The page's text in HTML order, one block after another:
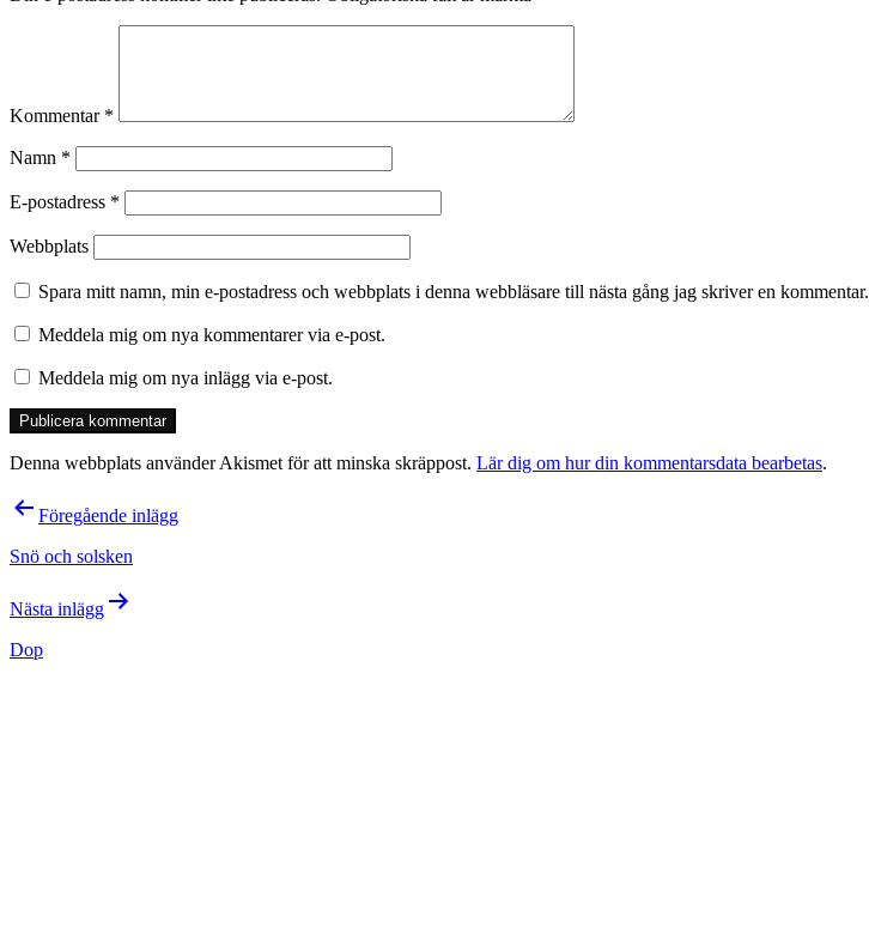
Kommentar *
Namn *
E-postadress *
Webbplats
Spara mitt namn, min e-postadress och webbplats i denna webbläsare till nästa gång jag skriver en kommentar.
Meddela mig om nya kommentarer via e-post.
Meddela mig om nya inlägg via e-post.
Denna webbplats använder Akismet för att minska skräppost. Lär dig om hur din kommentarsdata bearbetas.
Inläggsnavigering
Föregående inlägg
Snö och solsken
Nästa inlägg
Dop